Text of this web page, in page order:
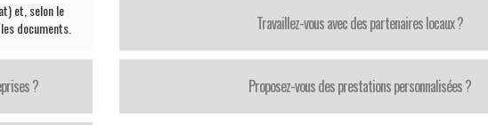
et, selon le
documents.
?
Travaillez-vous avec des partenaires locaux ?
Proposez-vous des prestations personnalisées ?